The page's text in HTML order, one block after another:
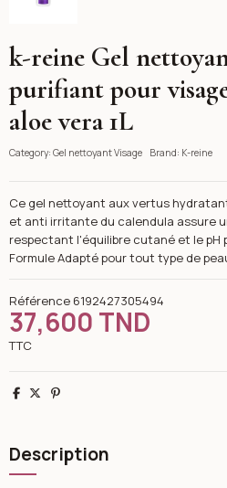
k-reine Gel
purifiant pour
aloe vera 1L
Category: Gel nettoyant Visage Brand: K-reine
Ce gel nettoyant aux vertus
et anti irritante du calendula assure
respectant l'équilibre cutané et le pH
Formule Adapté pour tout type de
Référence 6192427305494
37,600 TND
TTC
Partager
TweetPinterest
Description